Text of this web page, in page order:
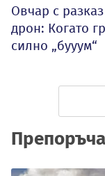
Овчар с
дрон: Когато
силно „бууум“